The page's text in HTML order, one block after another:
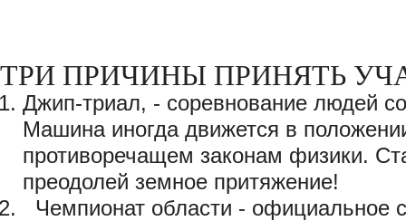
ТРИ ПРИЧИНЫ ПРИНЯТЬ
Джип-триал, - соревнование людей
Машина иногда движется в
противоречащем законам физики.
преодолей земное притяжение!
Чемпионат области - официальное